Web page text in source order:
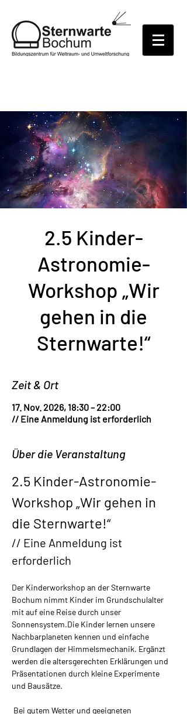
2.5 Kinder-
Astronomie-
Workshop „Wir
gehen in die
Sternwarte!“
Zeit & Ort
17. Nov. 2026, 18:30 – 22:00
// Eine Anmeldung ist erforderlich
Über die Veranstaltung
2.5 Kinder-Astronomie-
Workshop „Wir gehen in
die Sternwarte!“
// Eine Anmeldung ist
erforderlich
Der Kinderworkshop an der Sternwarte
Bochum nimmt Kinder im Grundschulalter
mit auf eine Reise durch unser
Sonnensystem.​Die Kinder lernen unsere
Nachbarplaneten kennen und einfache
Grundlagen der Himmelsmechanik. Ergänzt
werden die altersgerechten Erklärungen und
Präsentationen durch kleine Experimente
und Bausätze.